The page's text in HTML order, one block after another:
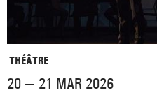
THÉÂTRE
20 — 21 MAR 2026